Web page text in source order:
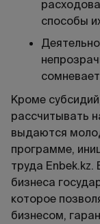
способы
Кроме
рассчитывать
выдаются
программе,
труда
бизнеса
которое
бизнесом,